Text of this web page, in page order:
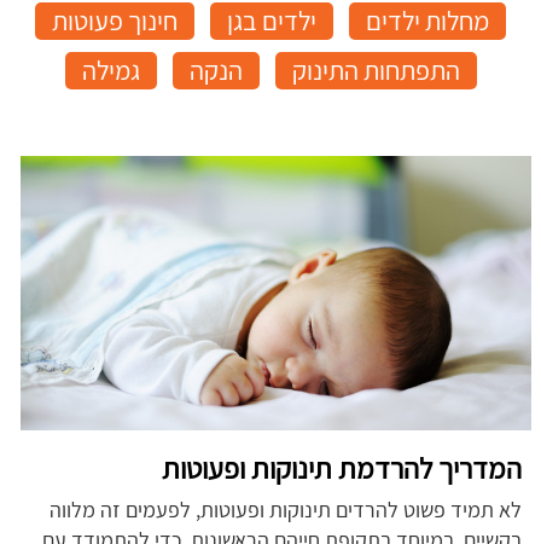
מחלות ילדים
ילדים בגן
חינוך פעוטות
התפתחות התינוק
הנקה גמילה
המדריך להרדמת תינוקות ופעוטות
לא תמיד פשוט להרדים תינוקות ופעוטות, לפעמים זה מלווה